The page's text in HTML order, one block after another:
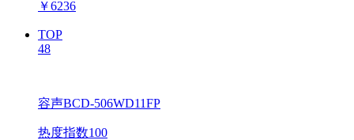
￥6236
TOP
48
容声BCD-506WD11FP
热度指数100